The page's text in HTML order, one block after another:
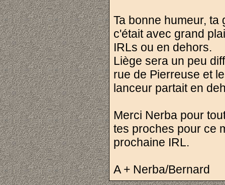
Ta bonne humeur,
c'était avec grand
IRLs ou en dehors.
Liège sera un peu
rue de Pierreuse et
lanceur partait en
Merci Nerba pour
tes proches pour ce
prochaine IRL.
A + Nerba/Bernard